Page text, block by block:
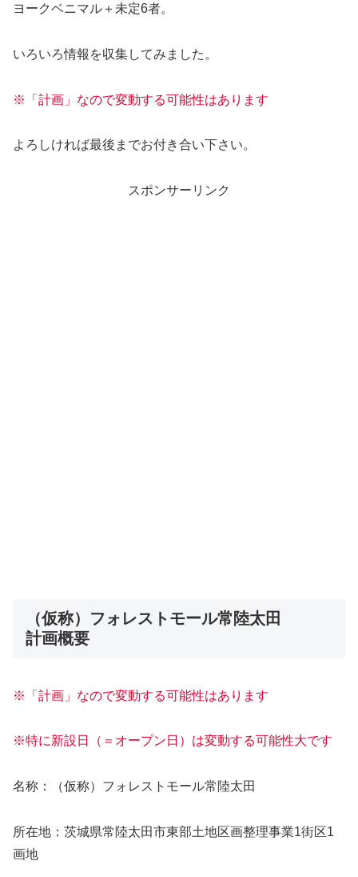
ヨークベニマル＋未定6者。
いろいろ情報を収集してみました。
※「計画」なので変動する可能性はあります
よろしければ最後までお付き合い下さい。
スポンサーリンク
（仮称）フォレストモール常陸太田
計画概要
※「計画」なので変動する可能性はあります
※特に新設日（＝オープン日）は変動する可能性大です
名称：（仮称）フォレストモール常陸太田
所在地：茨城県常陸太田市東部土地区画整理事業1街区1
画地